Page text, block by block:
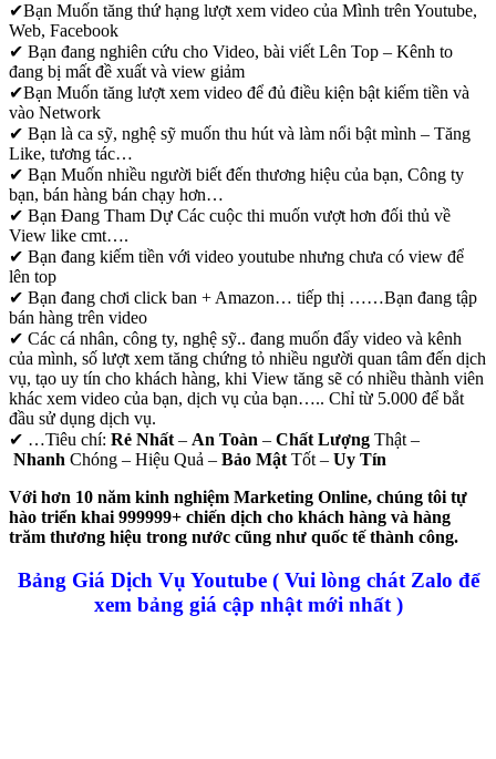
✔Bạn Muốn tăng thứ hạng lượt xem video của Mình trên Youtube,
Web, Facebook
✔ Bạn đang nghiên cứu cho Video, bài viết Lên Top – Kênh to
đang bị mất đề xuất và view giảm
✔Bạn Muốn tăng lượt xem video để đủ điều kiện bật kiếm tiền và
vào Network
✔ Bạn là ca sỹ, nghệ sỹ muốn thu hút và làm nổi bật mình – Tăng
Like, tương tác…
✔ Bạn Muốn nhiều người biết đến thương hiệu của bạn, Công ty
bạn, bán hàng bán chạy hơn…
✔ Bạn Đang Tham Dự Các cuộc thi muốn vượt hơn đối thủ về
View like cmt….
✔ Bạn đang kiếm tiền với video youtube nhưng chưa có view để
lên top
✔ Bạn đang chơi click ban + Amazon… tiếp thị ……Bạn đang tập
bán hàng trên video
✔ Các cá nhân, công ty, nghệ sỹ.. đang muốn đẩy video và kênh
của mình, số lượt xem tăng chứng tỏ nhiều người quan tâm đến dịch
vụ, tạo uy tín cho khách hàng, khi View tăng sẽ có nhiều thành viên
khác xem video của bạn, dịch vụ của bạn….. Chỉ từ 5.000 để bắt
đầu sử dụng dịch vụ.
✔ …Tiêu chí: Rẻ Nhất – An Toàn – Chất Lượng Thật –
Nhanh Chóng – Hiệu Quả – Bảo Mật Tốt – Uy Tín
Với hơn 10 năm kinh nghiệm Marketing Online, chúng tôi tự
hào triển khai 999999+ chiến dịch cho khách hàng và hàng
trăm thương hiệu trong nước cũng như quốc tế thành công.
Bảng Giá Dịch Vụ Youtube ( Vui lòng chát Zalo để
xem bảng giá cập nhật mới nhất )